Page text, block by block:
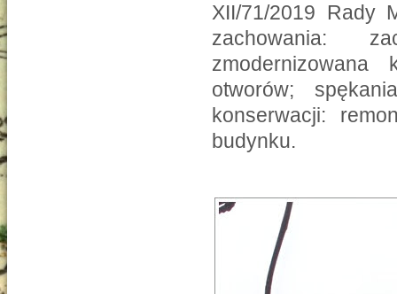
XII/71/2019 Rady
zachowania:
zmodernizowana
otworów;
konserwacji:
budynku.